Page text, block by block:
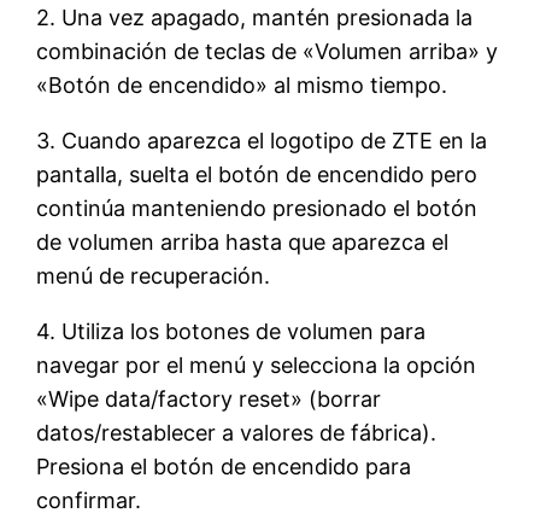
2. Una vez apagado, mantén presionada la
combinación de teclas de «Volumen arriba» y
«Botón de encendido» al mismo tiempo.
3. Cuando aparezca el logotipo de ZTE en la
pantalla, suelta el botón de encendido pero
continúa manteniendo presionado el botón
de volumen arriba hasta que aparezca el
menú de recuperación.
4. Utiliza los botones de volumen para
navegar por el menú y selecciona la opción
«Wipe data/factory reset» (borrar
datos/restablecer a valores de fábrica).
Presiona el botón de encendido para
confirmar.